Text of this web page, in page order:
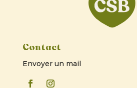
Contact
Envoyer un mail